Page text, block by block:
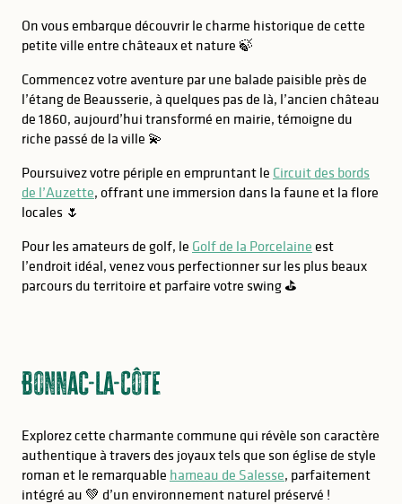
On vous embarque découvrir le charme historique de cette
petite ville entre châteaux et nature 🍃
Commencez votre aventure par une balade paisible près de
l’étang de Beausserie, à quelques pas de là, l’ancien château
de 1860, aujourd’hui transformé en mairie, témoigne du
riche passé de la ville 💫
Poursuivez votre périple en empruntant le Circuit des bords
de l’Auzette, offrant une immersion dans la faune et la flore
locales 🌷
Pour les amateurs de golf, le Golf de la Porcelaine est
l’endroit idéal, venez vous perfectionner sur les plus beaux
parcours du territoire et parfaire votre swing ⛳️
Bonnac-la-Côte
Explorez cette charmante commune qui révèle son caractère
authentique à travers des joyaux tels que son église de style
roman et le remarquable hameau de Salesse, parfaitement
intégré au 💚 d’un environnement naturel préservé !